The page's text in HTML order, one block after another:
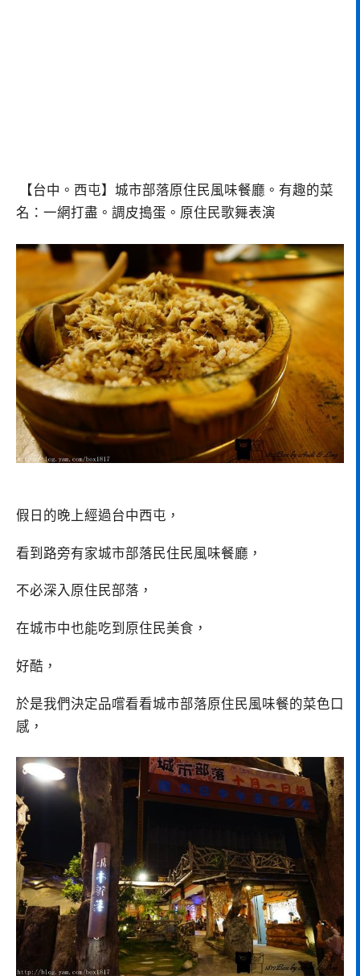
【台中。西屯】城市部落原住民風味餐廳。有趣的菜
名：一網打盡。調皮搗蛋。原住民歌舞表演
假日的晚上經過台中西屯，
看到路旁有家城市部落民住民風味餐廳，
不必深入原住民部落，
在城市中也能吃到原住民美食，
好酷，
於是我們決定品嚐看看城市部落原住民風味餐的菜色口
感，